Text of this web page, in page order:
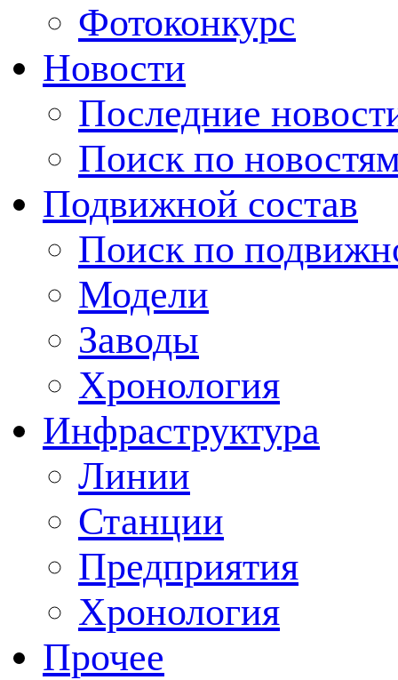
Фотоконкурс
Новости
Последние
Поиск по
Подвижной состав
Поиск по
Модели
Заводы
Хронология
Инфраструктура
Линии
Станции
Предприятия
Хронология
Прочее